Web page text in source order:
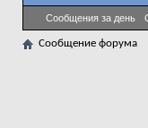
Сообщения за день
Сообщение форума